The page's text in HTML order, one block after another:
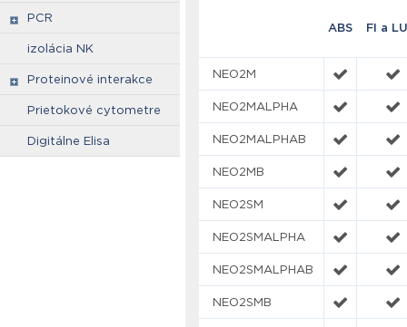
PCR
izolácia NK
Proteinové interakce
Prietokové cytometre
Digitálne Elisa
ABS FI a
NEO2M
NEO2MALPHA
NEO2MALPHAB
NEO2MB
NEO2SM
NEO2SMALPHA
NEO2SMALPHAB
NEO2SMB